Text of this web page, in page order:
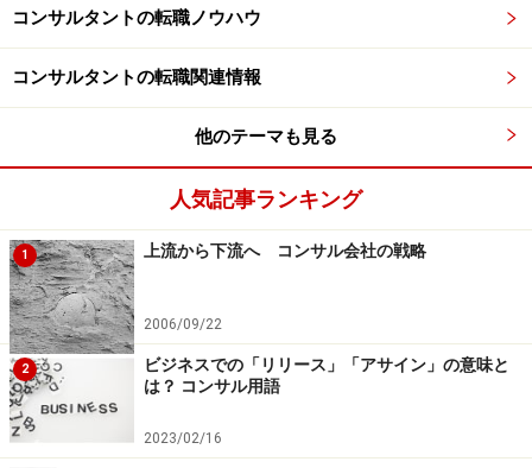
コンサルタントの転職ノウハウ
コンサルタントの転職関連情報
他のテーマも見る
人気記事ランキング
1 上流から下流へ コンサル会社の戦略
2006/09/22
2
ビジネスでの「リリース」「アサイン」の意味と
は？ コンサル用語
2023/02/16